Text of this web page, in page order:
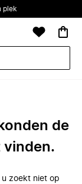
plek
de
vinden.
zoekt niet op